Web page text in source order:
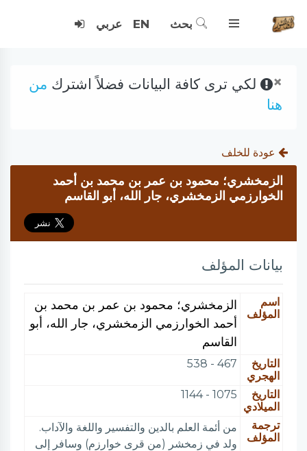
بحث EN عربي
× لكي ترى كافة البيانات فضلاً اشترك من
هنا
عودة للخلف
الزمخشري؛ محمود بن عمر بن محمد بن أحمد
الخوارزمي الزمخشري، جار الله، أبو القاسم
بيانات المؤلف
اسم
المؤلف
الزمخشري؛ محمود بن عمر بن محمد بن
أحمد الخوارزمي الزمخشري، جار الله، أبو
القاسم
التاريخ
الهجري
467 - 538
التاريخ
الميلادي
1075 - 1144
ترجمة
المؤلف
من أئمة العلم بالدين والتفسير واللغة والآداب.
ولد في زمخشر (من قرى خوارزم) وسافر إلى